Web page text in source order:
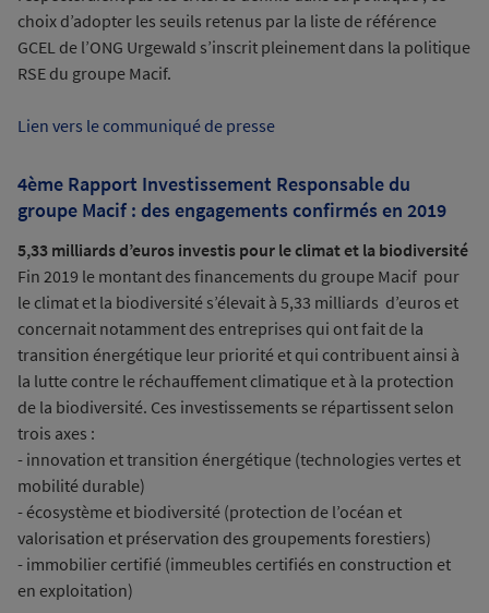
choix d’adopter les seuils retenus par la liste de référence
GCEL de l’ONG Urgewald s’inscrit pleinement dans la politique
RSE du groupe Macif.
Lien vers le communiqué de presse
4ème Rapport Investissement Responsable du
groupe Macif : des engagements confirmés en 2019
5,33 milliards d’euros investis pour le climat et la biodiversité
Fin 2019 le montant des financements du groupe Macif pour
le climat et la biodiversité s’élevait à 5,33 milliards d’euros et
concernait notamment des entreprises qui ont fait de la
transition énergétique leur priorité et qui contribuent ainsi à
la lutte contre le réchauffement climatique et à la protection
de la biodiversité. Ces investissements se répartissent selon
trois axes :
- innovation et transition énergétique (technologies vertes et
mobilité durable)
- écosystème et biodiversité (protection de l’océan et
valorisation et préservation des groupements forestiers)
- immobilier certifié (immeubles certifiés en construction et
en exploitation)